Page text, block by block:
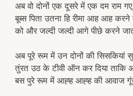
अब वो दोनों एक दूसरे में एक दम राम
बूब्स पिता उतना हि रीमा आह आह
को और जल्दी जल्दी आगे पीछे करने
अब पूरे रूम में उन दोनों की सिसकियां
तुंरत उठ के टीवी ऑन कर दिया ताकि
बस पुरे रूम में आह्ह आह्ह की आवाज